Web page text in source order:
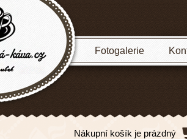
Fotogalerie
Nákupní košík je prázdný